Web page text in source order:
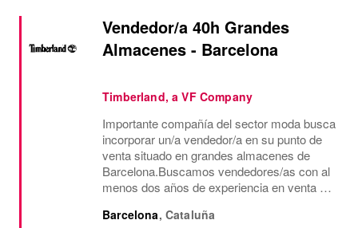
Vendedor/a 40h Grandes
Almacenes - Barcelona
Timberland, a VF Company
Importante compañía del sector moda busca
incorporar un/a vendedor/a en su punto de
venta situado en grandes almacenes de
Barcelona.Buscamos vendedores/as con al
menos dos años de experiencia en venta de
comerciales, recepción de mercancía,
Barcelona, Cataluña